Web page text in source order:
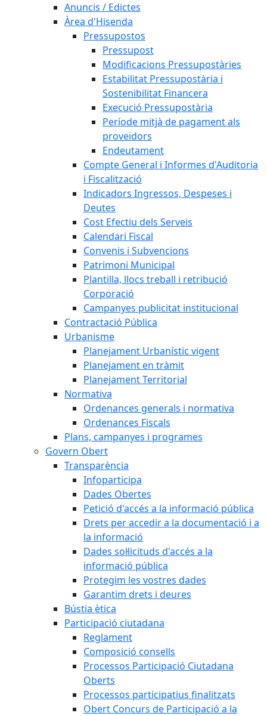
Anuncis / Edictes
Àrea d'Hisenda
Pressupostos
Pressupost
Modificacions Pressupostàries
Estabilitat Pressupostària i
Sostenibilitat Financera
Execució Pressupostària
Període mitjà de pagament als
proveïdors
Endeutament
Compte General i Informes d'Auditoria
i Fiscalització
Indicadors Ingressos, Despeses i
Deutes
Cost Efectiu dels Serveis
Calendari Fiscal
Convenis i Subvencions
Patrimoni Municipal
Plantilla, llocs treball i retribució
Corporació
Campanyes publicitat institucional
Contractació Pública
Urbanisme
Planejament Urbanístic vigent
Planejament en tràmit
Planejament Territorial
Normativa
Ordenances generals i normativa
Ordenances Fiscals
Plans, campanyes i programes
Govern Obert
Transparència
Infoparticipa
Dades Obertes
Petició d'accés a la informació pública
Drets per accedir a la documentació i a
la informació
Dades sol·licituds d'accés a la
informació pública
Protegim les vostres dades
Garantim drets i deures
Bústia ètica
Participació ciutadana
Reglament
Composició consells
Processos Participació Ciutadana
Oberts
Processos participatius finalitzats
Obert Concurs de Participació a la